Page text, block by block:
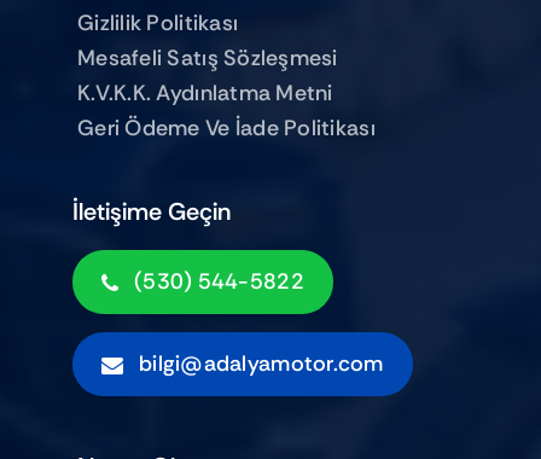
İletişime Geçin
(530) 544-5822
bilgi@adalyamotor.com
Gizlilik Politikası
Mesafeli Satış Sözleşmesi
K.V.K.K. Aydınlatma Metni
Geri Ödeme Ve İade Politikası